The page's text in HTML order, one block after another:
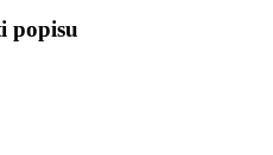
popisu